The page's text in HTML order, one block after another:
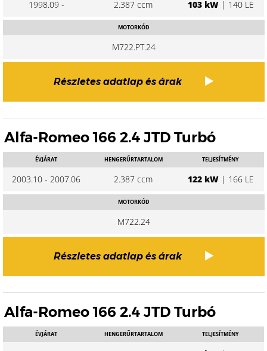
1998.09 - 2.387 ccm 103 kW| 140 LE
MOTORKÓD
M722.PT.24
Részletes adatlap és árak
Alfa-Romeo 166 2.4 JTD Turbó
ÉVJÁRAT
2003.10 - 2007.06
HENGERŰRTARTALOM
2.387 ccm
TELJESÍTMÉNY
122 kW| 166 LE
MOTORKÓD
M722.24
Részletes adatlap és árak
Alfa-Romeo 166 2.4 JTD Turbó
ÉVJÁRAT HENGERŰRTARTALOM TELJESÍTMÉNY